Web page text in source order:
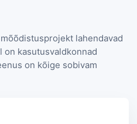
lahendavad
kasutusvaldkonnad
on kõige sobivam